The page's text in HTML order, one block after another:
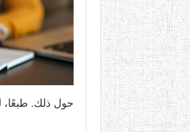
حول ذلك.